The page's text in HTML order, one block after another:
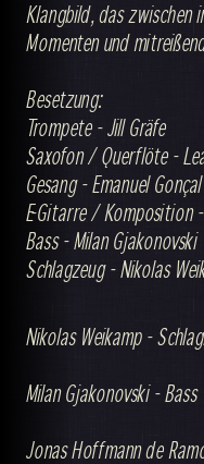
Klangbild, das zwischen
Momenten und
Besetzung:
Trompete - Jill Gräfe
Saxofon / Querflöte -
Gesang - Emanuel
E-Gitarre / Komposition
Bass - Milan Gjakonovski
Schlagzeug - Nikolas
Nikolas Weikamp -
Milan Gjakonovski - Bass
Jonas Hoffmann de